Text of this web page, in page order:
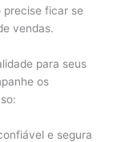
precise ficar se
vendas.
para seus
os
e segura